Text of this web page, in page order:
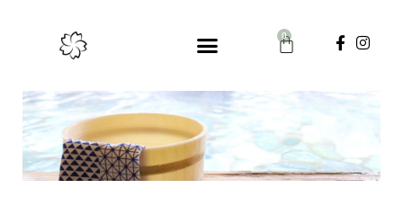
0
Panier
F
a
b
-
f
I
m